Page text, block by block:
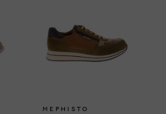
MEPHISTO